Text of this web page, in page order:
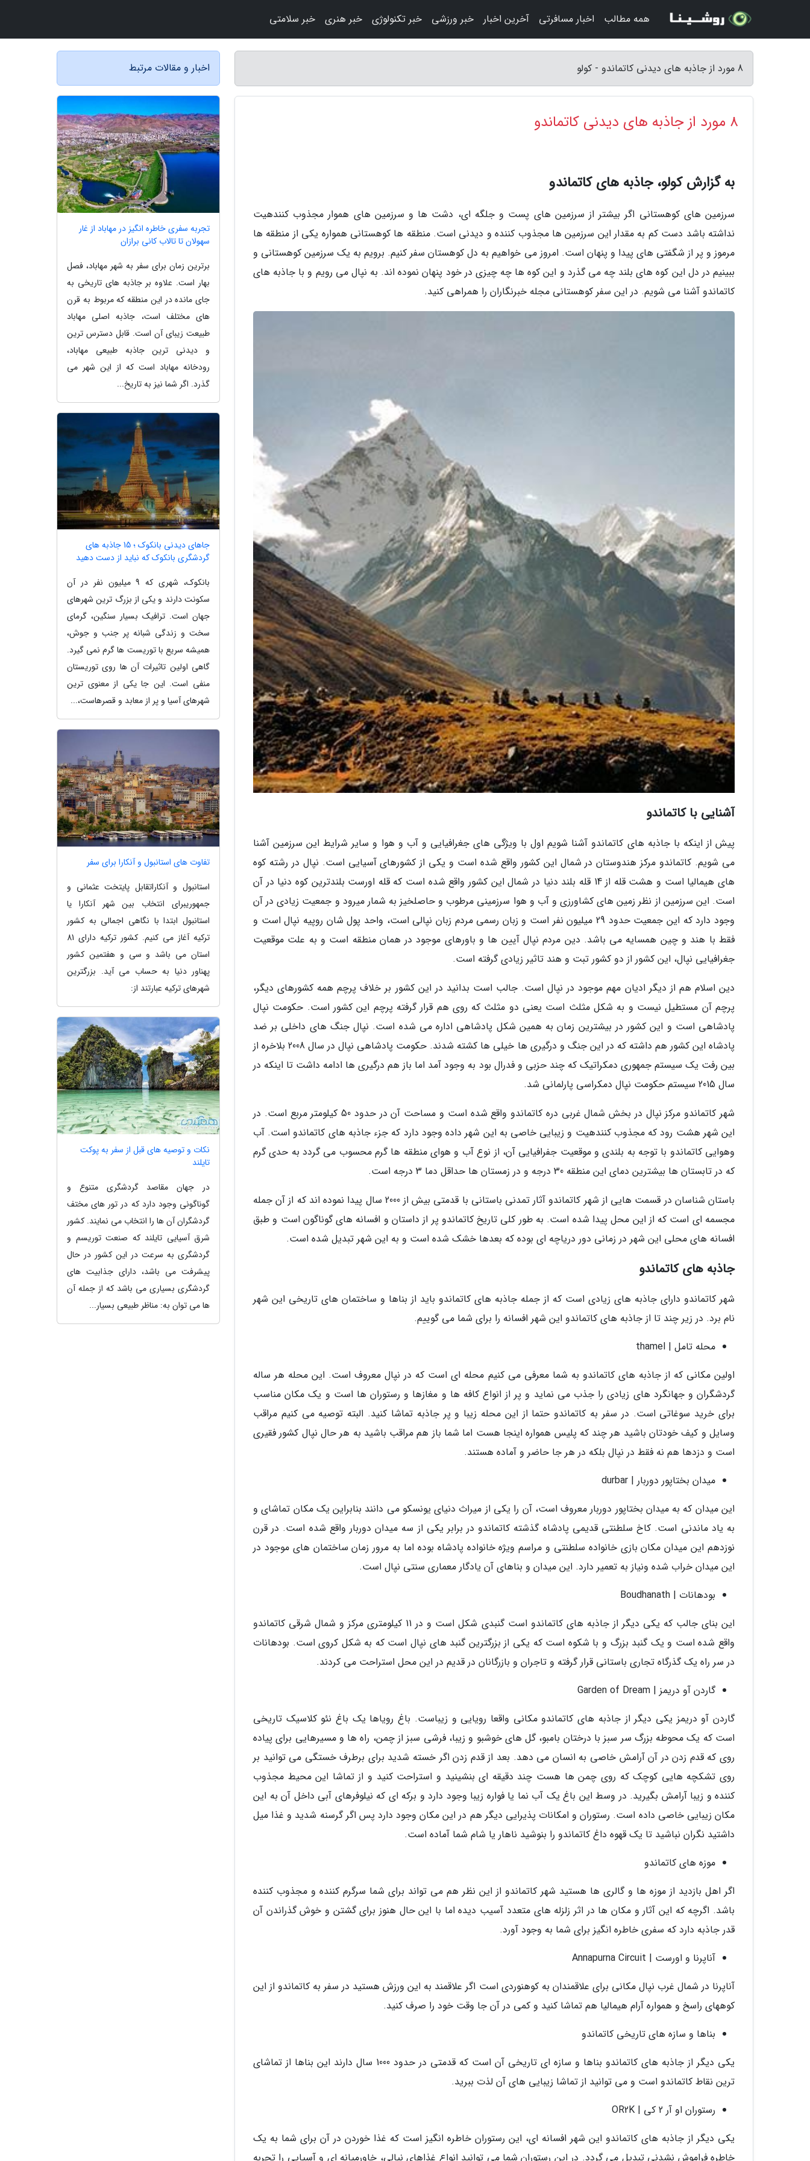
8 مورد از جاذبه های دیدنی کاتماندو - کولو
8 مورد از جاذبه های دیدنی کاتماندو
به گزارش کولو، جاذبه های کاتماندو
سرزمین های کوهستانی اگر بیشتر از سرزمین های پست و جلگه ای، دشت ها و سرزمین های هموار مجذوب کنندهیت
نداشته باشد دست کم به مقدار این سرزمین ها مجذوب کننده و دیدنی است. منطقه ها کوهستانی همواره یکی از منطقه ها
مرموز و پر از شگفتی های پیدا و پنهان است. امروز می خواهیم به دل کوهستان سفر کنیم. برویم به یک سرزمین کوهستانی و
ببینیم در دل این کوه های بلند چه می گذرد و این کوه ها چه چیزی در خود پنهان نموده اند. به نپال می رویم و با جاذبه های
کاتماندو آشنا می شویم. در این سفر کوهستانی مجله خبرنگاران را همراهی کنید.
آشنایی با کاتماندو
پیش از اینکه با جاذبه های کاتماندو آشنا شویم اول با ویژگی های جغرافیایی و آب و هوا و سایر شرایط این سرزمین آشنا
می شویم. کاتماندو مرکز هندوستان در شمال این کشور واقع شده است و یکی از کشورهای آسیایی است. نپال در رشته کوه
های هیمالیا است و هشت قله از 14 قله بلند دنیا در شمال این کشور واقع شده است که قله اورست بلندترین کوه دنیا در آن
است. این سرزمین از نظر زمین های کشاورزی و آب و هوا سرزمینی مرطوب و حاصلخیز به شمار میرود و جمعیت زیادی در آن
وجود دارد که این جمعیت حدود 29 میلیون نفر است و زبان رسمی مردم زبان نپالی است، واحد پول شان روپیه نپال است و
فقط با هند و چین همسایه می باشد. دین مردم نپال آیین ها و باورهای موجود در همان منطقه است و به علت موقعیت
جغرافیایی نپال، این کشور از دو کشور تبت و هند تاثیر زیادی گرفته است.
دین اسلام هم از دیگر ادیان مهم موجود در نپال است. جالب است بدانید در این کشور بر خلاف پرچم همه کشورهای دیگر،
پرچم آن مستطیل نیست و به شکل مثلث است یعنی دو مثلث که روی هم قرار گرفته پرچم این کشور است. حکومت نپال
پادشاهی است و این کشور در بیشترین زمان به همین شکل پادشاهی اداره می شده است. نپال جنگ های داخلی بر ضد
پادشاه این کشور هم داشته که در این جنگ و درگیری ها خیلی ها کشته شدند. حکومت پادشاهی نپال در سال 2008 بلاخره از
بین رفت یک سیستم جمهوری دمکراتیک که چند حزبی و فدرال بود به وجود آمد اما باز هم درگیری ها ادامه داشت تا اینکه در
سال 2015 سیستم حکومت نپال دمکراسی پارلمانی شد.
شهر کاتماندو مرکز نپال در بخش شمال غربی دره کاتماندو واقع شده است و مساحت آن در حدود 50 کیلومتر مربع است. در
این شهر هشت رود که مجذوب کنندهیت و زیبایی خاصی به این شهر داده وجود دارد که جزء جاذبه های کاتماندو است. آب
وهوایی کاتماندو با توجه به بلندی و موقعیت جفرافیایی آن، از نوع آب و هوای منطقه ها گرم محسوب می گردد به حدی گرم
که در تابستان ها بیشترین دمای این منطقه 30 درجه و در زمستان ها حداقل دما 3 درجه است.
باستان شناسان در قسمت هایی از شهر کاتماندو آثار تمدنی باستانی با قدمتی بیش از 2000 سال پیدا نموده اند که از آن جمله
مجسمه ای است که از این محل پیدا شده است. به طور کلی تاریخ کاتماندو پر از داستان و افسانه های گوناگون است و طبق
افسانه های محلی این شهر در زمانی دور دریاچه ای بوده که بعدها خشک شده است و به این شهر تبدیل شده است.
جاذبه های کاتماندو
شهر کاتماندو دارای جاذبه های زیادی است که از جمله جاذبه های کاتماندو باید از بناها و ساختمان های تاریخی این شهر
نام برد. در زیر چند تا از جاذبه های کاتماندو این شهر افسانه را برای شما می گوییم.
محله تامل | thamel
اولین مکانی که از جاذبه های کاتماندو به شما معرفی می کنیم محله ای است که در نپال معروف است. این محله هر ساله
گردشگران و جهانگرد های زیادی را جذب می نماید و پر از انواع کافه ها و مغازها و رستوران ها است و یک مکان مناسب
برای خرید سوغاتی است. در سفر به کاتماندو حتما از این محله زیبا و پر جاذبه تماشا کنید. البته توصیه می کنیم مراقب
وسایل و کیف خودتان باشید هر چند که پلیس همواره اینجا هست اما شما باز هم مراقب باشید به هر حال نپال کشور فقیری
است و دزدها هم نه فقط در نپال بلکه در هر جا حاضر و آماده هستند.
میدان بختاپور دوربار | durbar
این میدان که به میدان بختاپور دوربار معروف است، آن را یکی از میراث دنیای یونسکو می دانند بنابراین یک مکان تماشای و
به یاد ماندنی است. کاخ سلطنتی قدیمی پادشاه گذشته کاتماندو در برابر یکی از سه میدان دوربار واقع شده است. در قرن
نوزدهم این میدان مکان بازی خانواده سلطنتی و مراسم ویژه خانواده پادشاه بوده اما به مرور زمان ساختمان های موجود در
این میدان خراب شده ونیاز به تعمیر دارد. این میدان و بناهای آن یادگار معماری سنتی نپال است.
بودهانات | Boudhanath
این بنای جالب که یکی دیگر از جاذبه های کاتماندو است گنبدی شکل است و در 11 کیلومتری مرکز و شمال شرقی کاتماندو
واقع شده است و یک گنبد بزرگ و با شکوه است که یکی از بزرگترین گنبد های نپال است که به شکل کروی است. بودهانات
در سر راه یک گذرگاه تجاری باستانی قرار گرفته و تاجران و بازرگانان در قدیم در این محل استراحت می کردند.
گاردن آو دریمز | Garden of Dream
گاردن آو دریمز یکی دیگر از جاذبه های کاتماندو مکانی واقعا رویایی و زیباست. باغ رویاها یک باغ نئو کلاسیک تاریخی
است که یک محوطه بزرگ سر سبز با درختان بامبو، گل های خوشبو و زیبا، فرشی سبز از چمن، راه ها و مسیرهایی برای پیاده
روی که قدم زدن در آن آرامش خاصی به انسان می دهد. بعد از قدم زدن اگر خسته شدید برای برطرف خستگی می توانید بر
روی تشکچه هایی کوچک که روی چمن ها هست چند دقیقه ای بنشینید و استراحت کنید و از تماشا این محیط مجذوب
کننده و زیبا آرامش بگیرید. در وسط این باغ یک آب نما یا فواره زیبا وجود دارد و برکه ای که نیلوفرهای آبی داخل آن به این
مکان زیبایی خاصی داده است. رستوران و امکانات پذیرایی دیگر هم در این مکان وجود دارد پس اگر گرسنه شدید و غذا میل
داشتید نگران نباشید تا یک قهوه داغ کاتماندو را بنوشید ناهار یا شام شما آماده است.
موزه های کاتماندو
اگر اهل بازدید از موزه ها و گالری ها هستید شهر کاتماندو از این نظر هم می تواند برای شما سرگرم کننده و مجذوب کننده
باشد. اگرچه که این آثار و مکان ها در اثر زلزله های متعدد آسیب دیده اما با این حال هنوز برای گشتن و خوش گذراندن آن
قدر جاذبه دارد که سفری خاطره انگیز برای شما به وجود آورد.
آناپرنا و اورست | Annapurna Circuit
آناپرنا در شمال غرب نپال مکانی برای علاقمندان به کوهنوردی است اگر علاقمند به این ورزش هستید در سفر به کاتماندو از این
کوههای راسخ و همواره آرام هیمالیا هم تماشا کنید و کمی در آن جا وقت خود را صرف کنید.
بناها و سازه های تاریخی کاتماندو
یکی دیگر از جاذبه های کاتماندو بناها و سازه ای تاریخی آن است که قدمتی در حدود 1000 سال دارند این بناها از تماشای
ترین نقاط کاتماندو است و می توانید از تماشا زیبایی های آن لذت ببرید.
رستوران او آر 2 کی | OR2K
یکی دیگر از جاذبه های کاتماندو این شهر افسانه ای، این رستوران خاطره انگیز است که غذا خوردن در آن برای شما به یک
خاطره فراموش نشدنی تبدیل می گردد. در این رستوران شما می توانید انواع غذاهای نپالی، خاورمیانه ای و آسیایی را تجربه
اخبار و مقالات مرتبط
تجربه سفری خاطره انگیز در مهاباد از غار
سهولان تا تالاب کانی برازان
برترین زمان برای سفر به شهر مهاباد، فصل
بهار است. علاوه بر جاذبه های تاریخی به
جای مانده در این منطقه که مربوط به قرن
های مختلف است، جاذبه اصلی مهاباد
طبیعت زیبای آن است. قابل دسترس ترین
و دیدنی ترین جاذبه طبیعی مهاباد،
رودخانه مهاباد است که از این شهر می
گذرد. اگر شما نیز به تاریخ...
جاهای دیدنی بانکوک ؛ 15 جاذبه های
گردشگری بانکوک که نباید از دست دهید
بانکوک، شهری که 9 میلیون نفر در آن
سکونت دارند و یکی از بزرگ ترین شهرهای
جهان است. ترافیک بسیار سنگین، گرمای
سخت و زندگی شبانه پر جنب و جوش،
همیشه سریع با توریست ها گرم نمی گیرد.
گاهی اولین تاثیرات آن ها روی توریستان
منفی است. این جا یکی از معنوی ترین
شهرهای آسیا و پر از معابد و قصرهاست،...
تفاوت های استانبول و آنکارا برای سفر
استانبول و آنکاراتقابل پایتخت عثمانی و
جمهوریبرای انتخاب بین شهر آنکارا یا
استانبول ابتدا با نگاهی اجمالی به کشور
ترکیه آغاز می کنیم. کشور ترکیه دارای 81
استان می باشد و سی و هفتمین کشور
پهناور دنیا به حساب می آید. بزرگترین
شهرهای ترکیه عبارتند از:
نکات و توصیه های قبل از سفر به پوکت
تایلند
در جهان مقاصد گردشگری متنوع و
گوناگونی وجود دارد که در تور های مختف
گردشگران آن ها را انتخاب می نمایند. کشور
شرق آسیایی تایلند که صنعت توریسم و
گردشگری به سرعت در این کشور در حال
پیشرفت می باشد، دارای جذابیت های
گردشگری بسیاری می باشد که از جمله آن
ها می توان به: مناظر طبیعی بسیار...
همه مطالب اخبار مسافرتی آخرین اخبار خبر ورزشی خبر تکنولوژی خبر هنری خبر سلامتی